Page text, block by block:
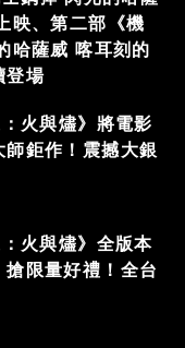
映、第二部《機
哈薩威 喀耳刻的
登場
火與燼》將電影
鉅作！震撼大銀
火與燼》全版本
限量好禮！全台